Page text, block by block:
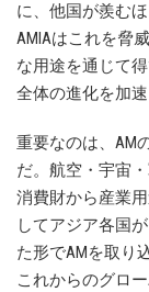
に、他国が羨む
AMIAはこれを脅
な用途を通じて
全体の進化を加
重要なのは、AM
だ。航空・宇宙
消費財から産業
してアジア各国
た形でAMを取り
これからのグロ